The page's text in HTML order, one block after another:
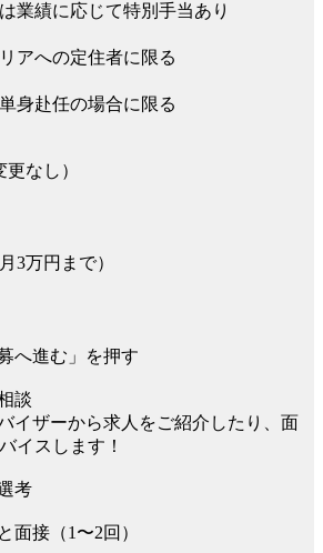
業績に応じて特別手当あり
アへの定住者に限る
身赴任の場合に限る
なし）
3万円まで）
へ進む」を押す
談
イザーから求人をご紹介したり、面
イスします！
考
面接（1〜2回）